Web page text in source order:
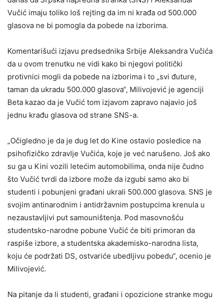
Vučić imaju toliko loš rejting da im ni krađa od 500.000
glasova ne bi pomogla da pobede na izborima.
Komentarišući izjavu predsednika Srbije Aleksandra Vučića
da u ovom trenutku ne vidi kako bi njegovi politički
protivnici mogli da pobede na izborima i to „svi đuture,
taman da ukradu 500.000 glasova“, Milivojević je agenciji
Beta kazao da je Vučić tom izjavom zapravo najavio još
jednu krađu glasova od strane SNS-a.
„Očigledno je da je dug let do Kine ostavio posledice na
psihofizičko zdravlje Vučića, koje je već narušeno. Još ako
su ga u Kini vozili letećim automobilima, onda nije čudno
što Vučić tvrdi da izbore može da izgubi samo ako bi
studenti i pobunjeni građani ukrali 500.000 glasova. SNS je
svojim antinarodnim i antidržavnim postupcima krenula u
nezaustavljivi put samouništenja. Pod masovnošću
studentsko-narodne pobune Vučić će biti primoran da
raspiše izbore, a studentska akademisko-narodna lista,
koju će podržati DS, ostvariće ubedljivu pobedu“, ocenio je
Milivojević.
Na pitanje da li studenti, građani i opozicione stranke mogu